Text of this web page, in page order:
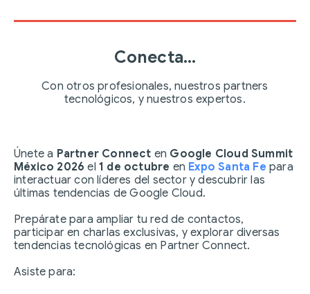
Conecta...
Con otros profesionales, nuestros partners
tecnológicos, y nuestros expertos.
Únete a Partner Connect en Google Cloud Summit
México 2026 el1 de octubre en Expo Santa Fe para
interactuar con líderes del sector y descubrir las
últimas tendencias de Google Cloud.
Prepárate para ampliar tu red de contactos,
participar en charlas exclusivas, y explorar diversas
tendencias tecnológicas en Partner Connect.
Asiste para: